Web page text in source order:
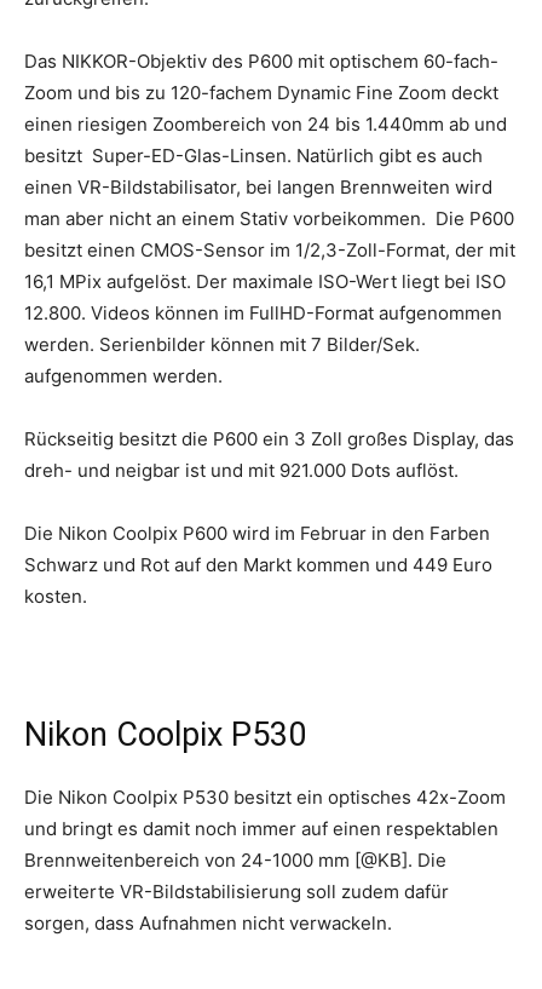
Das NIKKOR-Objektiv des P600 mit optischem 60-fach-
Zoom und bis zu 120-fachem Dynamic Fine Zoom deckt
einen riesigen Zoombereich von 24 bis 1.440mm ab und
besitzt Super-ED-Glas-Linsen. Natürlich gibt es auch
einen VR-Bildstabilisator, bei langen Brennweiten wird
man aber nicht an einem Stativ vorbeikommen. Die P600
besitzt einen CMOS-Sensor im 1/2,3-Zoll-Format, der mit
16,1 MPix aufgelöst. Der maximale ISO-Wert liegt bei ISO
12.800. Videos können im FullHD-Format aufgenommen
werden. Serienbilder können mit 7 Bilder/Sek.
aufgenommen werden.
Rückseitig besitzt die P600 ein 3 Zoll großes Display, das
dreh- und neigbar ist und mit 921.000 Dots auflöst.
Die Nikon Coolpix P600 wird im Februar in den Farben
Schwarz und Rot auf den Markt kommen und 449 Euro
kosten.
Nikon Coolpix P530
Die Nikon Coolpix P530 besitzt ein optisches 42x-Zoom
und bringt es damit noch immer auf einen respektablen
Brennweitenbereich von 24-1000 mm [@KB]. Die
erweiterte VR-Bildstabilisierung soll zudem dafür
sorgen, dass Aufnahmen nicht verwackeln.